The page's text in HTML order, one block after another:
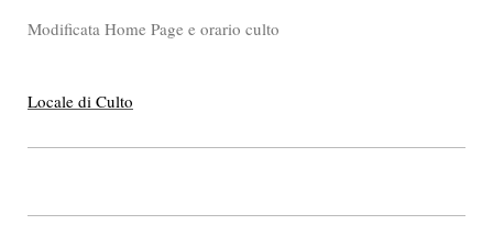
Modificata Home Page e orario culto
Locale di Culto